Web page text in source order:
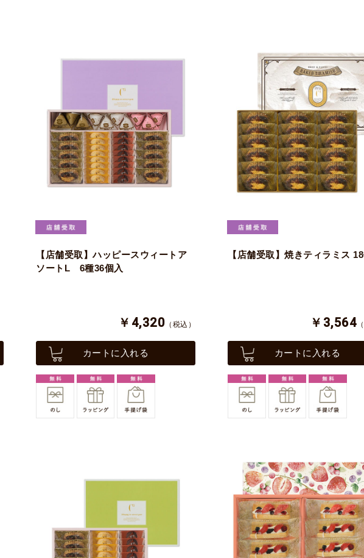
【店舗受取】ハッピースウィートア
ソートL 6種36個入
￥4,320 （税込）
カートに入れる
【店舗受取】焼きティラミス
￥3,564
カートに入れる